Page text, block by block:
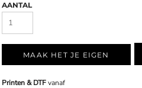
AANTAL
MAAK HET JE EIGEN
Printen & DTFvanaf